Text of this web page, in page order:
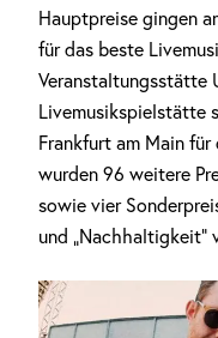
Hauptpreise gingen
für das beste
Veranstaltungsstätte
Livemusikspielstätte
Frankfurt am Main
wurden 96 weitere
sowie vier
und „Nachhaltigkeit“